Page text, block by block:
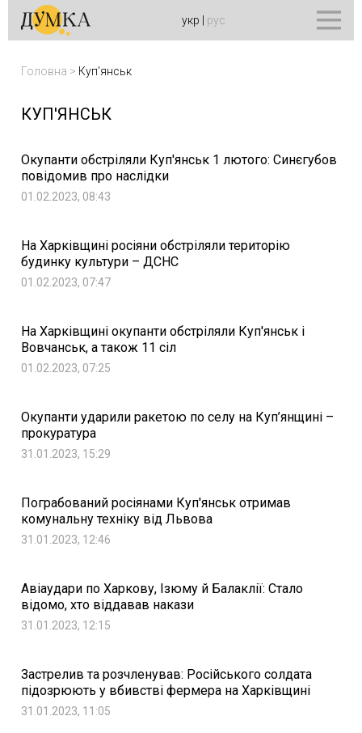
укр рус
Головна > Куп'янськ
КУП'ЯНСЬК
Окупанти обстріляли Куп'янськ 1 лютого: Синєгубов
повідомив про наслідки
01.02.2023, 08:43
На Харківщині росіяни обстріляли територію
будинку культури – ДСНС
01.02.2023, 07:47
На Харківщині окупанти обстріляли Куп'янськ і
Вовчанськ, а також 11 сіл
01.02.2023, 07:25
Окупанти ударили ракетою по селу на Куп’янщині –
прокуратура
31.01.2023, 15:29
Пограбований росіянами Куп'янськ отримав
комунальну техніку від Львова
31.01.2023, 12:46
Авіаудари по Харкову, Ізюму й Балаклії: Стало
відомо, хто віддавав накази
31.01.2023, 12:15
Застрелив та розчленував: Російського солдата
підозрюють у вбивстві фермера на Харківщині
31.01.2023, 11:05